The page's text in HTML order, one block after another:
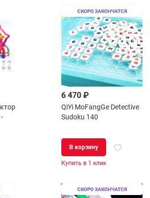
СКОРО ЗАКОНЧАТСЯ
6 470 ₽
QiYi MoFangGe Detective
Sudoku 140
В корзину
Купить в 1 клик
СКОРО ЗАКОНЧАТСЯ